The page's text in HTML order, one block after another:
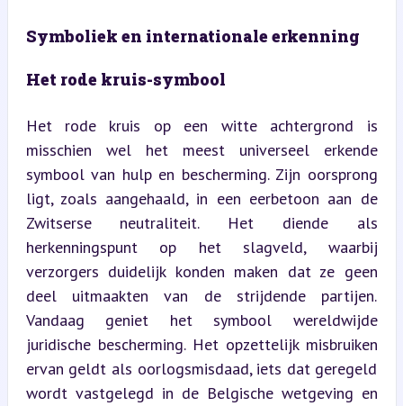
Symboliek en internationale erkenning
Het rode kruis-symbool
Het rode kruis op een witte achtergrond is
misschien wel het meest universeel erkende
symbool van hulp en bescherming. Zijn oorsprong
ligt, zoals aangehaald, in een eerbetoon aan de
Zwitserse neutraliteit. Het diende als
herkenningspunt op het slagveld, waarbij
verzorgers duidelijk konden maken dat ze geen
deel uitmaakten van de strijdende partijen.
Vandaag geniet het symbool wereldwijde
juridische bescherming. Het opzettelijk misbruiken
ervan geldt als oorlogsmisdaad, iets dat geregeld
wordt vastgelegd in de Belgische wetgeving en